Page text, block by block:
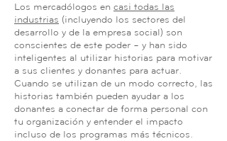
Los mercadólogos en casi todas las
industrias (incluyendo los sectores del
desarrollo y de la empresa social) son
conscientes de este poder – y han sido
inteligentes al utilizar historias para motivar
a sus clientes y donantes para actuar.
Cuando se utilizan de un modo correcto, las
historias también pueden ayudar a los
donantes a conectar de forma personal con
tu organización y entender el impacto
incluso de los programas más técnicos.